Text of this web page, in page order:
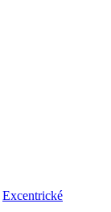
Excentrické